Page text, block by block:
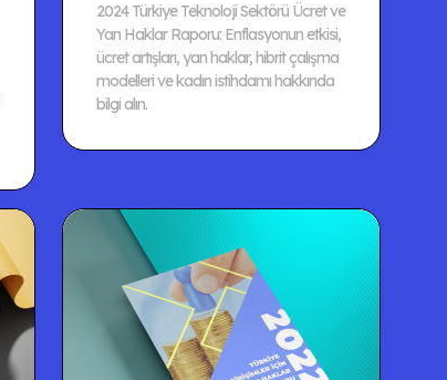
2024 Türkiye Teknoloji Sektörü Ücret ve
Yan Haklar Raporu: Enflasyonun etkisi,
ücret artışları, yan haklar, hibrit çalışma
modelleri ve kadın istihdamı hakkında
bilgi alın.